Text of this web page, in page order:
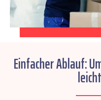
Einfacher Ablauf: